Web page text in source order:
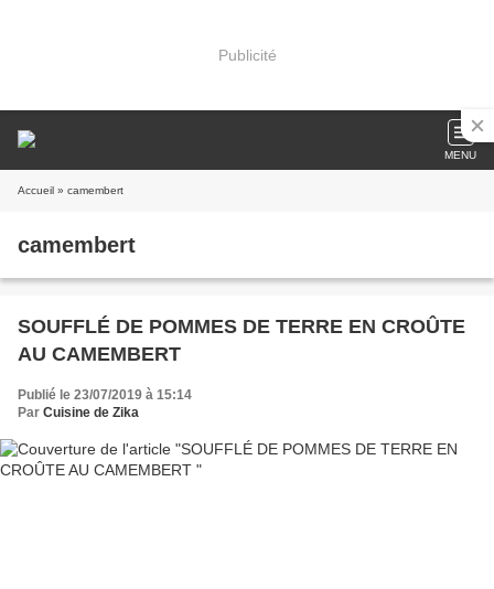
Publicité
MENU
Accueil » camembert
camembert
SOUFFLÉ DE POMMES DE TERRE EN CROÛTE
AU CAMEMBERT
Publié le 23/07/2019 à 15:14
Par Cuisine de Zika